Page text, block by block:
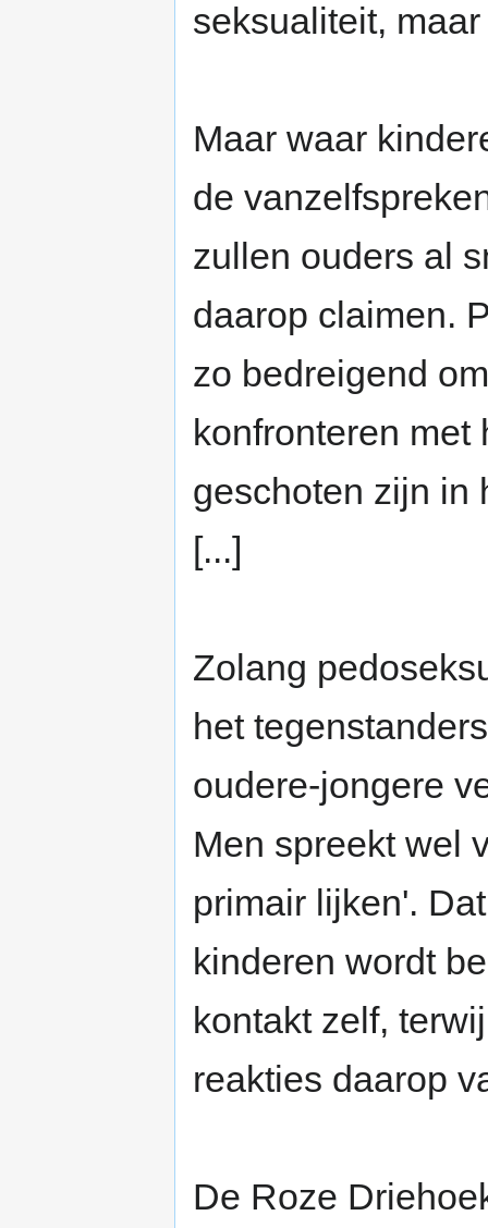
seksualiteit,
Maar waar
de
zullen ouders al
daarop claimen.
zo bedreigend
konfronteren
geschoten zijn in
[...]
Zolang
het
oudere-jongere
Men spreekt wel
primair lijken'.
kinderen wordt
kontakt zelf,
reakties daarop
De Roze